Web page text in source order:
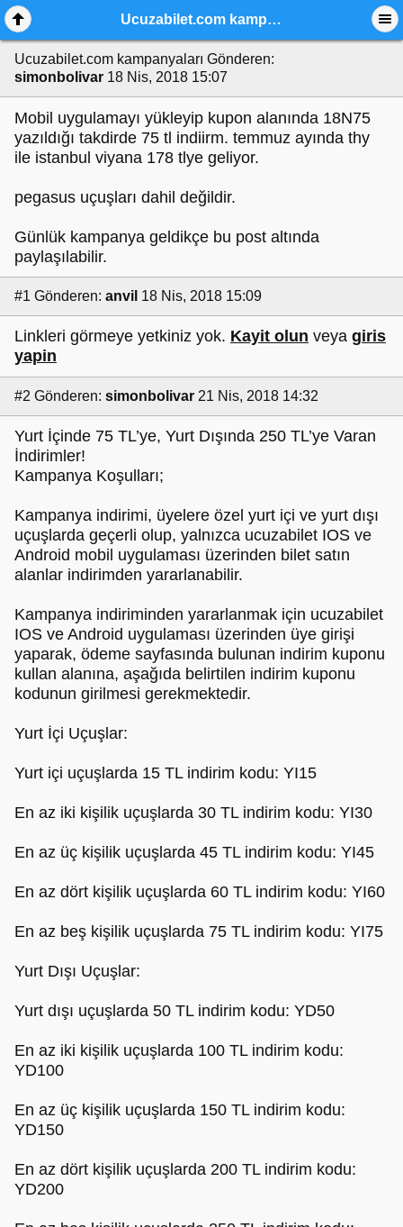
Ucuzabilet.com kampanyaları
Ucuzabilet.com kampanyaları Gönderen:
simonbolivar 18 Nis, 2018 15:07
Mobil uygulamayı yükleyip kupon alanında 18N75
yazıldığı takdirde 75 tl indiirm. temmuz ayında thy
ile istanbul viyana 178 tlye geliyor.
pegasus uçuşları dahil değildir.
Günlük kampanya geldikçe bu post altında
paylaşılabilir.
#1 Gönderen: anvil 18 Nis, 2018 15:09
Linkleri görmeye yetkiniz yok. Kayit olun veya giris
yapin
#2 Gönderen: simonbolivar 21 Nis, 2018 14:32
Yurt İçinde 75 TL’ye, Yurt Dışında 250 TL’ye Varan
İndirimler!
Kampanya Koşulları;
Kampanya indirimi, üyelere özel yurt içi ve yurt dışı
uçuşlarda geçerli olup, yalnızca ucuzabilet IOS ve
Android mobil uygulaması üzerinden bilet satın
alanlar indirimden yararlanabilir.
Kampanya indiriminden yararlanmak için ucuzabilet
IOS ve Android uygulaması üzerinden üye girişi
yaparak, ödeme sayfasında bulunan indirim kuponu
kullan alanına, aşağıda belirtilen indirim kuponu
kodunun girilmesi gerekmektedir.
Yurt İçi Uçuşlar:
Yurt içi uçuşlarda 15 TL indirim kodu: YI15
En az iki kişilik uçuşlarda 30 TL indirim kodu: YI30
En az üç kişilik uçuşlarda 45 TL indirim kodu: YI45
En az dört kişilik uçuşlarda 60 TL indirim kodu: YI60
En az beş kişilik uçuşlarda 75 TL indirim kodu: YI75
Yurt Dışı Uçuşlar:
Yurt dışı uçuşlarda 50 TL indirim kodu: YD50
En az iki kişilik uçuşlarda 100 TL indirim kodu:
YD100
En az üç kişilik uçuşlarda 150 TL indirim kodu:
YD150
En az dört kişilik uçuşlarda 200 TL indirim kodu:
YD200